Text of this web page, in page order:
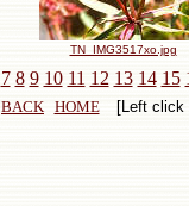
TN_IMG3517xo.jpg
7 8 9 10 11 12 13 14 15
BACK HOME [Left click